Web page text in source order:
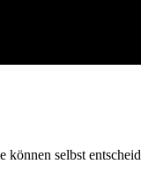
selbst